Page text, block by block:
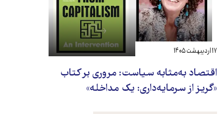
اقتصاد به‌مثابه سیاست: مروری بر کتاب
«گریز از سرمایه‌داری: یک مداخله»
۱۷ اردیبهشت ۱۴۰۵